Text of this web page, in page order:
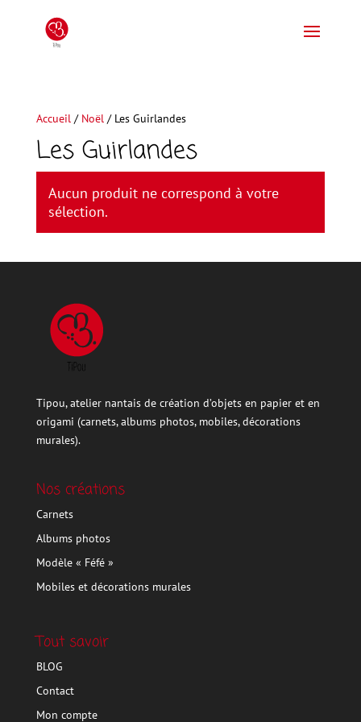
Accueil/ Noël/ Les Guirlandes
Les Guirlandes
Aucun produit ne correspond à votre
sélection.
Tipou, atelier nantais de création d’objets en papier et en
origami (carnets, albums photos, mobiles, décorations
murales).
Nos créations
Carnets
Albums photos
Modèle « Féfé »
Mobiles et décorations murales
Tout savoir
BLOG
Contact
Mon compte